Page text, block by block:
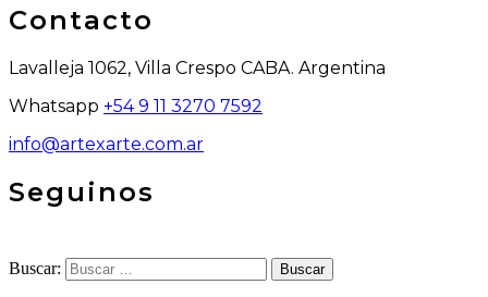
Contacto
Lavalleja 1062, Villa Crespo CABA. Argentina
Whatsapp +54 9 11 3270 7592
info@artexarte.com.ar
Seguinos
Buscar: Buscar